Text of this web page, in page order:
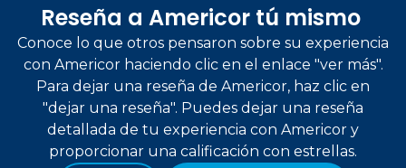
Reseña a Americor tú mismo
Conoce lo que otros pensaron sobre su experiencia
con Americor haciendo clic en el enlace "ver más".
Para dejar una reseña de Americor, haz clic en
"dejar una reseña". Puedes dejar una reseña
detallada de tu experiencia con Americor y
proporcionar una calificación con estrellas.